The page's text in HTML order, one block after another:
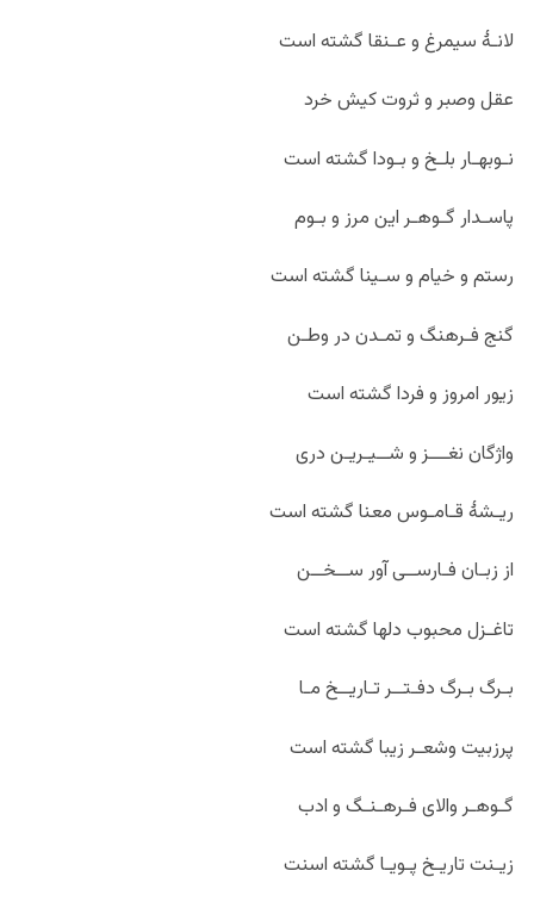
لانـۀ سیمرغ و عـنقا گشته است
عقل وصبر و ثروت کیش خرد
نـوبهـار بلـخ و بـودا گشته است
پاسـدار گـوهـر این مرز و بـوم
رستم و خیام و سـینا گشته است
گنج فـرهنگ و تمـدن در وطـن
زیور امروز و فردا گشته است
واژگان نغـــز و شــیـریـن دری
ریـشۀ قـامـوس معنا گشته است
از زبـان فـارســی آور ســخــن
تاغـزل محبوب دلها گشته است
بـرگ بـرگ دفـتــر تـاریــخ مـا
پرزبیت وشعـر زیبا گشته است
گـوهـر والای فـرهـنـگ و ادب
زیـنت تاریـخ پـویـا گشته اسنت